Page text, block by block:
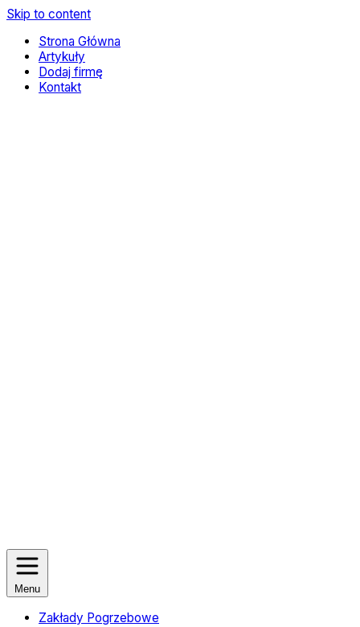
Skip to content
Strona Główna
Artykuły
Dodaj firmę
Kontakt
Menu
Zakłady Pogrzebowe